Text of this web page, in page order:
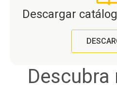
Descargar
Descubra